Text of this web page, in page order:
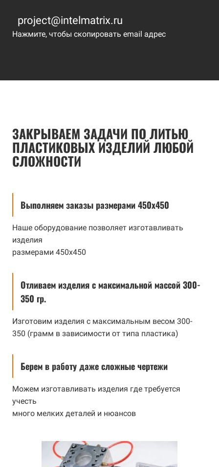
project@intelmatrix.ru
Нажмите, чтобы скопировать email адрес
ЗАКРЫВАЕМ ЗАДАЧИ ПО ЛИТЬЮ
ПЛАСТИКОВЫХ ИЗДЕЛИЙ ЛЮБОЙ
СЛОЖНОСТИ
Выполняем заказы размерами 450х450
Наше оборудование позволяет изготавливать
изделия
размерами 450х450
Отливаем изделия с максимальной массой 300-
350 гр.
Изготовим изделия с максимальным весом 300-
350 (грамм в зависимости от типа пластика)
Берем в работу даже сложные чертежи
Можем изготавливать изделия где требуется
учесть
много мелких деталей и нюансов